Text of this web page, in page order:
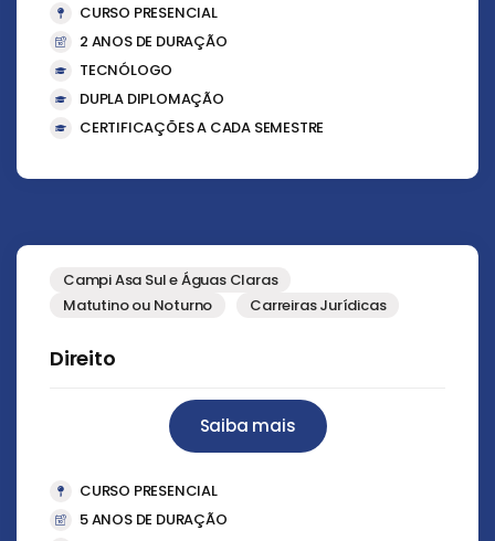
CURSO PRESENCIAL
2 ANOS DE DURAÇÃO
TECNÓLOGO
DUPLA DIPLOMAÇÃO
CERTIFICAÇÕES A CADA SEMESTRE
Campi Asa Sul e Águas Claras
Matutino ou Noturno
Carreiras Jurídicas
Direito
Saiba mais
CURSO PRESENCIAL
5 ANOS DE DURAÇÃO